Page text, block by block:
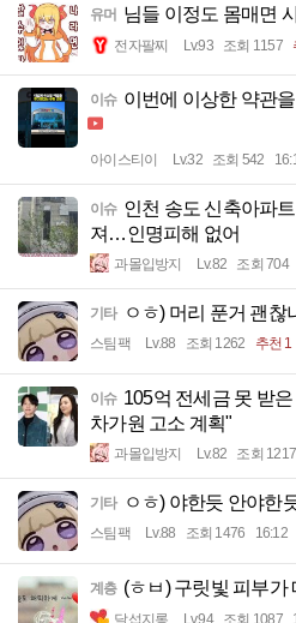
유머 님들 이정도 몸매면
전자팔찌 Lv.93 조회 1157
이슈 이번에 이상한 약관
아이스티이 Lv.32 조회 542
이슈 인천 송도 신축아파
져…인명피해 없어
과몰입방지 Lv.82 조회 704
기타 ㅇㅎ) 머리 푼거 괜찮
스팀팩 Lv.88 조회 1262 추천 1
이슈 105억 전세금 못 받
차가원 고소 계획"
과몰입방지 Lv.82 조회 1217
기타 ㅇㅎ) 야한듯 안야한
스팀팩 Lv.88 조회 1476 16:12
계층 (ㅎㅂ) 구릿빛 피부가
달섭지롱 Lv.94 조회 1087